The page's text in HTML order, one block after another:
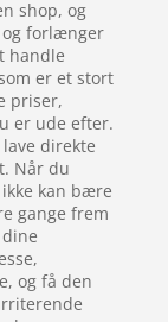
shop, og
og forlænger
handle
er et stort
priser,
er ude efter.
direkte
Når du
kan bære
gange frem
og få den